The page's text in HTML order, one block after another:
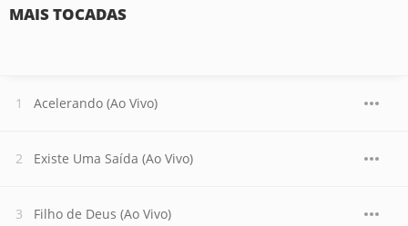
MAIS TOCADAS
Acelerando (Ao Vivo)
Existe Uma Saída (Ao Vivo)
Filho de Deus (Ao Vivo)